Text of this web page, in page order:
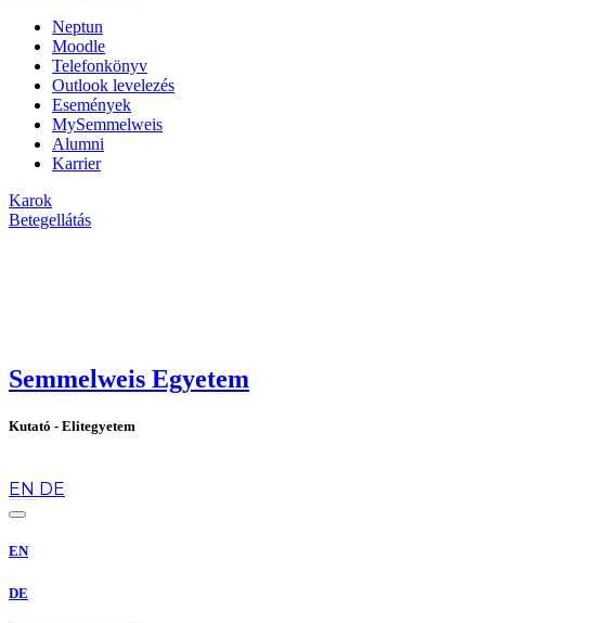
Neptun
Moodle
Telefonkönyv
Outlook levelezés
Események
MySemmelweis
Alumni
Karrier
Karok
Betegellátás
Semmelweis Egyetem
Kutató - Elitegyetem
EN DE
EN
DE